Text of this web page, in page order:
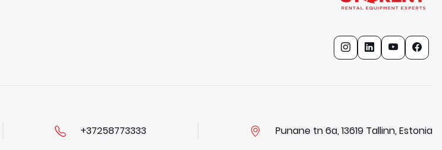
+37258773333 Punane tn 6a, 13619 Tallinn, Estonia